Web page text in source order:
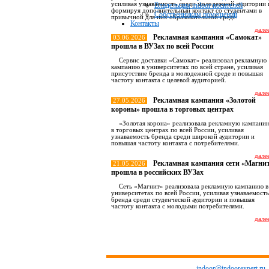
Владельцам indoor носителей
Собственникам помещений
Контакты
усиливая узнаваемость среди молодежной аудитории
формируя дополнительный контакт со студентами в
привычной для них образовательной среде.
03.06.2026
Рекламная кампания «Самокат»
прошла в ВУЗах по всей России
Сервис доставки «Самокат» реализовал рекламную
кампанию в университетах по всей стране, усиливая
присутствие бренда в молодежной среде и повышая
частоту контакта с целевой аудиторией.
27.05.2026
Рекламная кампания «Золотой
короны» прошла в торговых центрах
«Золотая корона» реализовала рекламную
в торговых центрах по всей России, усиливая
узнаваемость бренда среди широкой аудитории и
повышая частоту контакта с потребителями.
21.05.2026
Рекламная кампания сети
прошла в российских ВУЗах
Сеть «Магнит» реализовала рекламную кампанию в
университетах по всей России, усиливая узнаваемость
бренда среди студенческой аудитории и повышая
частоту контакта с молодыми потребителями.